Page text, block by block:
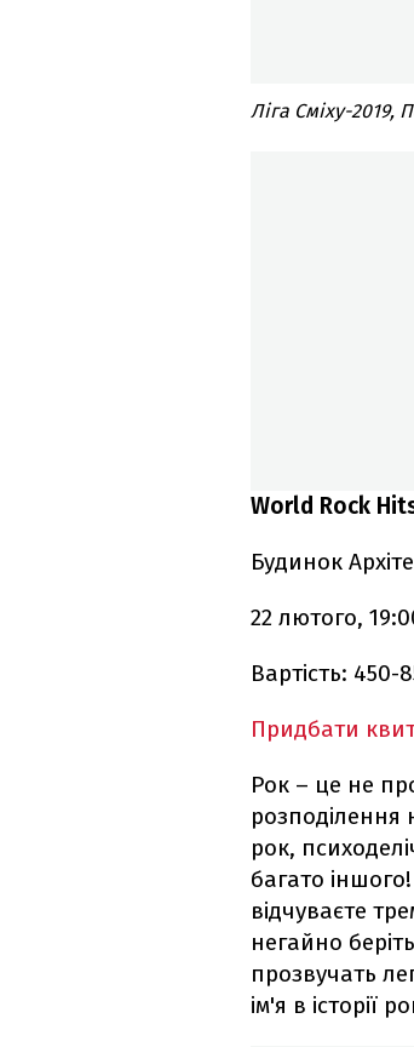
Ліга Сміху-2019,
World Rock
Будинок
22 лютого,
Вартість: 450-
Придбати
Рок – це не
розподілення
рок,
багато
відчуваєте
негайно
прозвучать
ім'я в історії